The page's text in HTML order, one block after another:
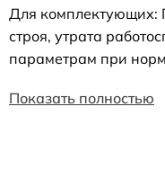
Для
строя, утрата
параметрам при
Показать полностью